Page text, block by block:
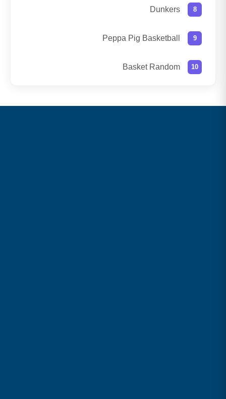
Dunkers
Peppa Pig Basketball
Basket Random